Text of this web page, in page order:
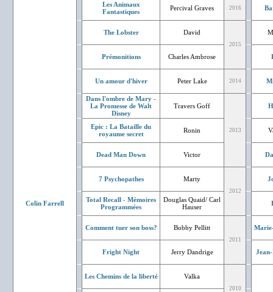
Colin Farrell
Les Animaux
Fantastiques
Percival Graves 2016
The Lobster David
2015
Prémonitions Charles Ambrose
Un amour d'hiver Peter Lake 2014
Dans l'ombre de Mary -
La Promesse de Walt
Disney
Travers Goff
2013
Epic : La Bataille du
royaume secret
Ronin
Dead Man Down Victor
7 Psychopathes Marty
2012
Total Recall - Mémoires
Programmées
Douglas Quaid/ Carl
Hauser
Comment tuer son boss? Bobby Pellitt
2011
Fright Night Jerry Dandrige
Les Chemins de la liberté Valka
2010